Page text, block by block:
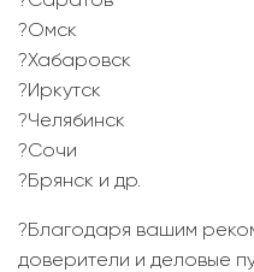
?Омск
?Хабаровск
?Иркутск
?Челябинск
?Сочи
?Брянск и др.
?Благодаря вашим
доверители и деловые